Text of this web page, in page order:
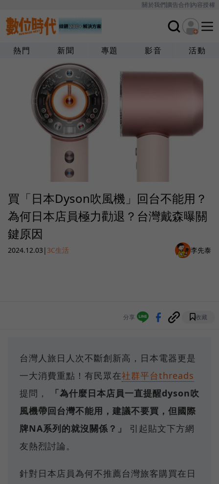
關於我們廣告合作內容授權
熱門 新聞 專題 影音 活動
買「日本Dyson吹風機」回台不能用？
為何日本店員極力勸退？台灣戴森曝關
鍵原因
2024.12.03 | 3C生活 李先泰
分享 收藏
台灣人旅日人次不斷創新高，日本電器更是
一大消費重點！有民眾在社群平台threads
提問，
「為什麼日本店員一直提醒dyson吹
風機帶回台灣不能用，建議不要買，但國際
牌NA系列的就沒關係？」
引起貼文下方網
友熱烈討論。
針對日本店員為何不推薦台灣旅客購買在日